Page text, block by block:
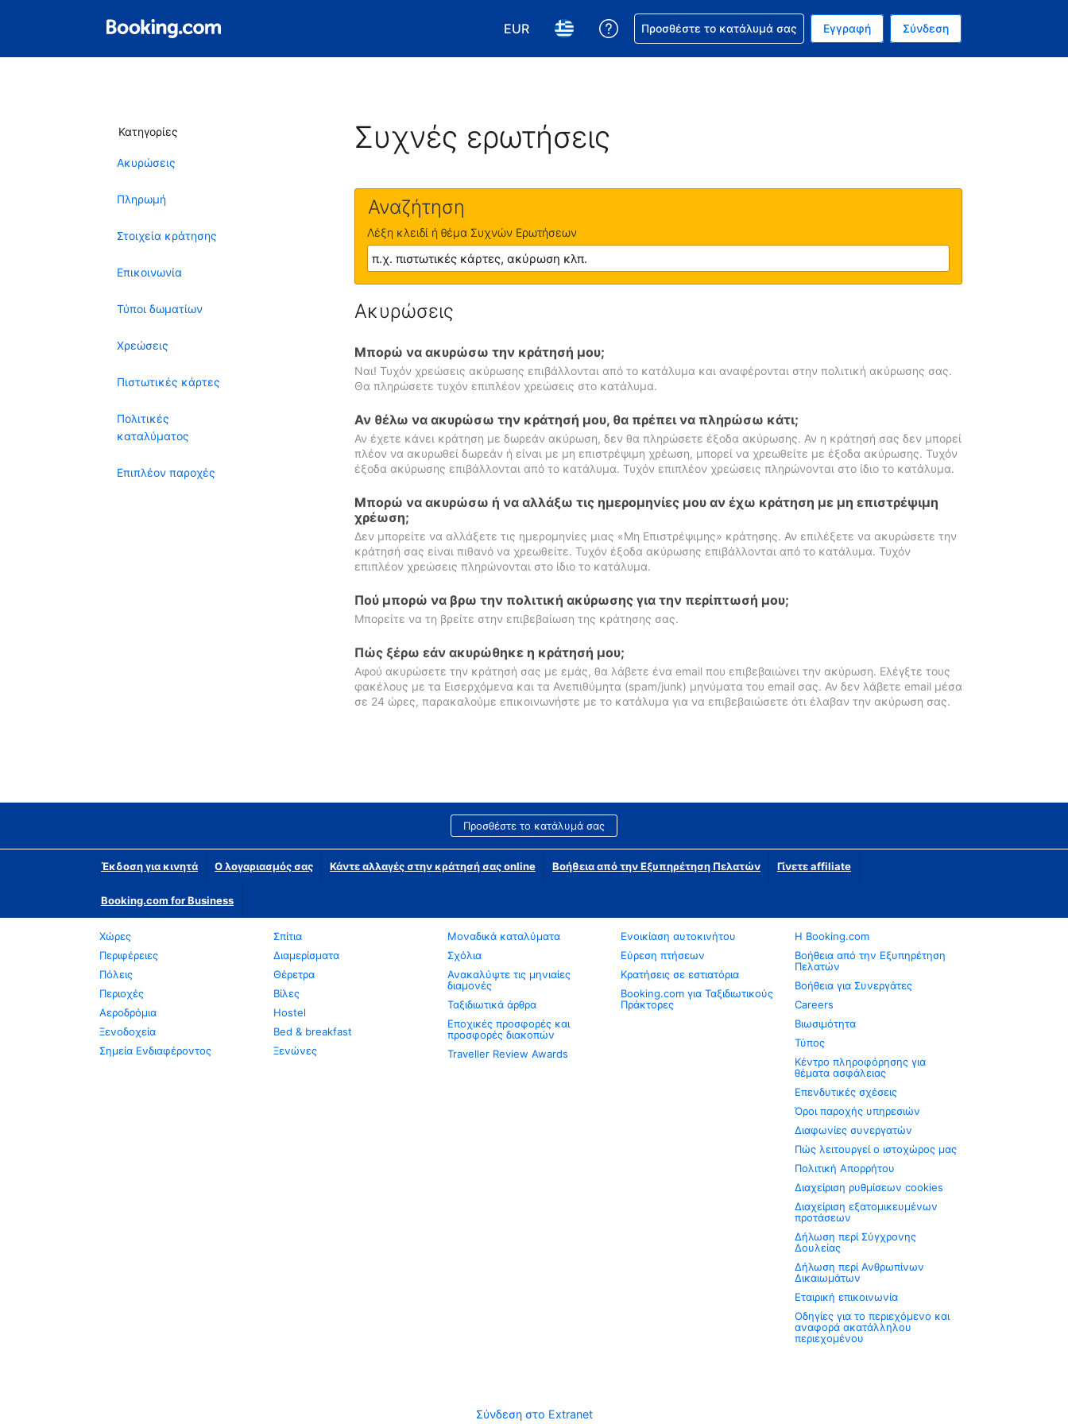
EUR
Επιλέξτε το νόμισμά σας. Το τωρινό σας νόμισμα είναι Ευρώ
Επιλέξτε τη γλώσσα σας. Η τωρινή σας γλώσσα είναι τα Ελληνικά
Βοήθεια για την κράτησή σας
Προσθέστε το κατάλυμά σας Εγγραφή Σύνδεση
Κατηγορίες
Ακυρώσεις
Πληρωμή
Στοιχεία κράτησης
Επικοινωνία
Τύποι δωματίων
Χρεώσεις
Πιστωτικές κάρτες
Πολιτικές
καταλύματος
Επιπλέον παροχές
Συχνές ερωτήσεις
Αναζήτηση
Λέξη κλειδί ή θέμα Συχνών Ερωτήσεων
Ακυρώσεις
Μπορώ να ακυρώσω την κράτησή μου;
Ναι! Τυχόν χρεώσεις ακύρωσης επιβάλλονται από το κατάλυμα και αναφέρονται στην πολιτική ακύρωσης σας.
Θα πληρώσετε τυχόν επιπλέον χρεώσεις στο κατάλυμα.
Αν θέλω να ακυρώσω την κράτησή μου, θα πρέπει να πληρώσω κάτι;
Αν έχετε κάνει κράτηση με δωρεάν ακύρωση, δεν θα πληρώσετε έξοδα ακύρωσης. Αν η κράτησή σας δεν μπορεί
πλέον να ακυρωθεί δωρεάν ή είναι με μη επιστρέψιμη χρέωση, μπορεί να χρεωθείτε με έξοδα ακύρωσης. Τυχόν
έξοδα ακύρωσης επιβάλλονται από το κατάλυμα. Τυχόν επιπλέον χρεώσεις πληρώνονται στο ίδιο το κατάλυμα.
Μπορώ να ακυρώσω ή να αλλάξω τις ημερομηνίες μου αν έχω κράτηση με μη επιστρέψιμη
χρέωση;
Δεν μπορείτε να αλλάξετε τις ημερομηνίες μιας «Μη Επιστρέψιμης» κράτησης. Αν επιλέξετε να ακυρώσετε την
κράτησή σας είναι πιθανό να χρεωθείτε. Τυχόν έξοδα ακύρωσης επιβάλλονται από το κατάλυμα. Τυχόν
επιπλέον χρεώσεις πληρώνονται στο ίδιο το κατάλυμα.
Πού μπορώ να βρω την πολιτική ακύρωσης για την περίπτωσή μου;
Μπορείτε να τη βρείτε στην επιβεβαίωση της κράτησης σας.
Πώς ξέρω εάν ακυρώθηκε η κράτησή μου;
Αφού ακυρώσετε την κράτησή σας με εμάς, θα λάβετε ένα email που επιβεβαιώνει την ακύρωση. Ελέγξτε τους
φακέλους με τα Εισερχόμενα και τα Ανεπιθύμητα (spam/junk) μηνύματα του email σας. Αν δεν λάβετε email μέσα
σε 24 ώρες, παρακαλούμε επικοινωνήστε με το κατάλυμα για να επιβεβαιώσετε ότι έλαβαν την ακύρωση σας.
Προσθέστε το κατάλυμά σας
Έκδοση για κινητά Ο λογαριασμός σας Κάντε αλλαγές στην κράτησή σας online Βοήθεια από την Εξυπηρέτηση Πελατών Γίνετε affiliate
Booking.com for Business
Χώρες
Περιφέρειες
Πόλεις
Περιοχές
Αεροδρόμια
Ξενοδοχεία
Σημεία Ενδιαφέροντος
Σπίτια
Διαμερίσματα
Θέρετρα
Βίλες
Hostel
Bed & breakfast
Ξενώνες
Μοναδικά καταλύματα
Σχόλια
Ανακαλύψτε τις μηνιαίες
διαμονές
Ταξιδιωτικά άρθρα
Εποχικές προσφορές και
προσφορές διακοπών
Traveller Review Awards
Ενοικίαση αυτοκινήτου
Εύρεση πτήσεων
Κρατήσεις σε εστιατόρια
Booking.com για Ταξιδιωτικούς
Πράκτορες
Η Booking.com
Βοήθεια από την Εξυπηρέτηση
Πελατών
Βοήθεια για Συνεργάτες
Careers
Βιωσιμότητα
Τύπος
Κέντρο πληροφόρησης για
θέματα ασφάλειας
Επενδυτικές σχέσεις
Όροι παροχής υπηρεσιών
Διαφωνίες συνεργατών
Πώς λειτουργεί ο ιστοχώρος μας
Πολιτική Απορρήτου
Διαχείριση ρυθμίσεων cookies
Διαχείριση εξατομικευμένων
προτάσεων
Δήλωση περί Σύγχρονης
Δουλείας
Δήλωση περί Ανθρωπίνων
Δικαιωμάτων
Εταιρική επικοινωνία
Οδηγίες για το περιεχόμενο και
αναφορά ακατάλληλου
περιεχομένου
Σύνδεση στο Extranet